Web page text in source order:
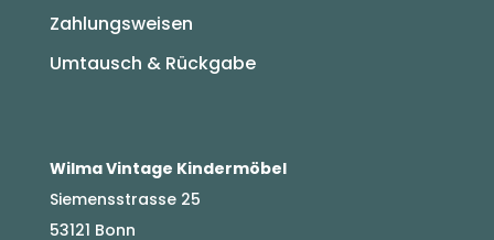
Zahlungsweisen
Umtausch & Rückgabe
Wilma Vintage Kindermöbel
Siemensstrasse 25
53121 Bonn